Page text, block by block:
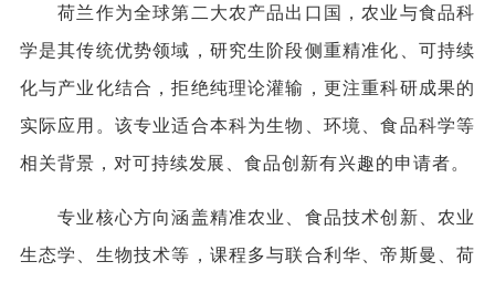
荷兰作为全球第二大农产品出口国，农业与食品科
学是其传统优势领域，研究生阶段侧重精准化、可持续
化与产业化结合，拒绝纯理论灌输，更注重科研成果的
实际应用。该专业适合本科为生物、环境、食品科学等
相关背景，对可持续发展、食品创新有兴趣的申请者。
专业核心方向涵盖精准农业、食品技术创新、农业
生态学、生物技术等，课程多与联合利华、帝斯曼、荷